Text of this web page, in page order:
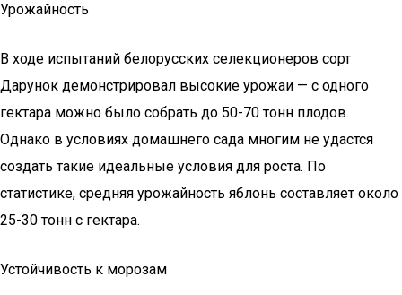
Урожайность
В ходе испытаний белорусских селекционеров сорт
Дарунок демонстрировал высокие урожаи — с одного
гектара можно было собрать до 50-70 тонн плодов.
Однако в условиях домашнего сада многим не удастся
создать такие идеальные условия для роста. По
статистике, средняя урожайность яблонь составляет около
25-30 тонн с гектара.
Устойчивость к морозам